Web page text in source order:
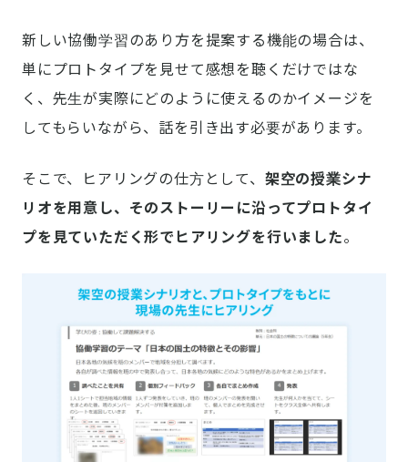
新しい協働学習のあり方を提案する機能の場合は、
単にプロトタイプを見せて感想を聴くだけではな
く、先生が実際にどのように使えるのかイメージを
してもらいながら、話を引き出す必要があります。
そこで、ヒアリングの仕方として、 架空の授業シナ
リオを用意し、そのストーリーに沿ってプロトタイ
プを見ていただく形でヒアリングを行いました。